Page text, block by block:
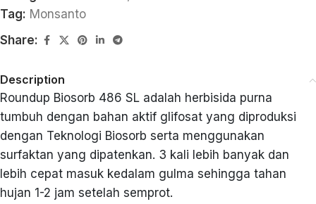
Tag: Monsanto
Share:
Description
Roundup Biosorb 486 SL adalah herbisida purna
tumbuh dengan bahan aktif glifosat yang diproduksi
dengan Teknologi Biosorb serta menggunakan
surfaktan yang dipatenkan. 3 kali lebih banyak dan
lebih cepat masuk kedalam gulma sehingga tahan
hujan 1-2 jam setelah semprot.